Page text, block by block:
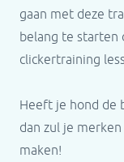
gaan met deze
belang te starten
clickertraining
Heeft je hond de
dan zul je
maken!